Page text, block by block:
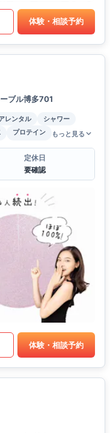
体験・相談予約
ブル博多701
レンタル
シャワー
プロテイン もっと見る
定休日
要確認
体験・相談予約